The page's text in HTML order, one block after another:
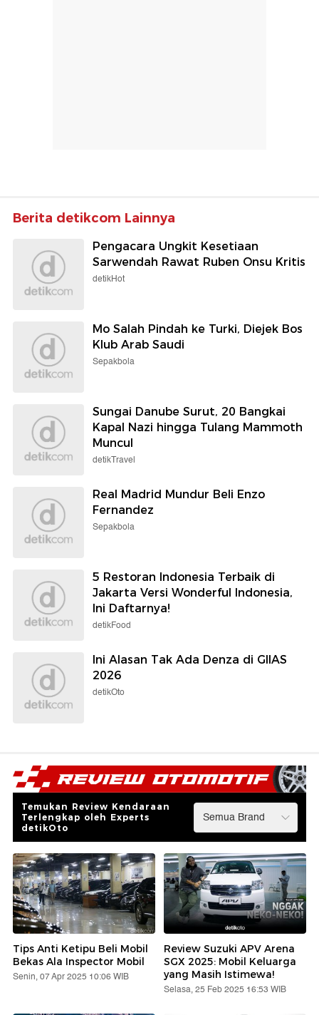
Berita detikcom Lainnya
Pengacara Ungkit Kesetiaan
Sarwendah Rawat Ruben Onsu Kritis
detikHot
Mo Salah Pindah ke Turki, Diejek Bos
Klub Arab Saudi
Sepakbola
Sungai Danube Surut, 20 Bangkai
Kapal Nazi hingga Tulang Mammoth
Muncul
detikTravel
Real Madrid Mundur Beli Enzo
Fernandez
Sepakbola
5 Restoran Indonesia Terbaik di
Jakarta Versi Wonderful Indonesia,
Ini Daftarnya!
detikFood
Ini Alasan Tak Ada Denza di GIIAS
2026
detikOto
Temukan Review Kendaraan
Terlengkap oleh Experts
detikOto
Tips Anti Ketipu Beli Mobil
Bekas Ala Inspector Mobil
Senin, 07 Apr 2025 10:06 WIB
Review Suzuki APV Arena
SGX 2025: Mobil Keluarga
yang Masih Istimewa!
Selasa, 25 Feb 2025 16:53 WIB